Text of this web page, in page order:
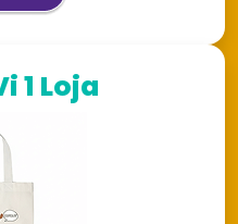
1 Loja